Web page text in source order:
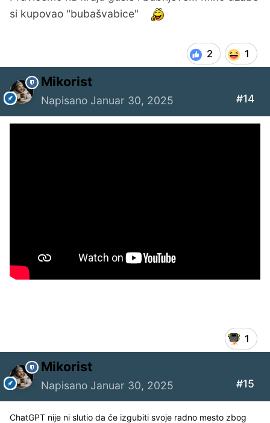
si kupovao "bubašvabice"
2 1
Mikorist
Napisano Januar 30, 2025 #14
1
Mikorist
Napisano Januar 30, 2025 #15
ChatGPT nije ni slutio da će izgubiti svoje radno mesto zbog